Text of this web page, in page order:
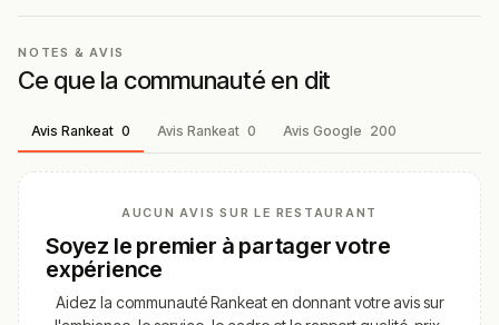
NOTES & AVIS
Ce que la communauté en dit
Avis Rankeat 0 Avis Rankeat 0 Avis Google 200
AUCUN AVIS SUR LE RESTAURANT
Soyez le premier à partager votre
expérience
Aidez la communauté Rankeat en donnant votre avis sur